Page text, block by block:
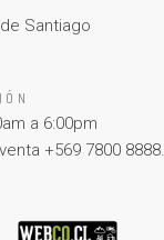
Santiago
a 6:00pm
+569 7800 8888.